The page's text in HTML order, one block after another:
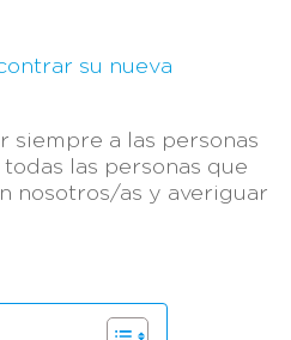
su nueva
siempre a las personas
las personas que
nosotros/as y averiguar